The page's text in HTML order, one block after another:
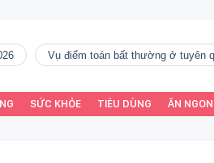
vụ điểm toán bất thường ở tuyên
SỨC KHỎE TIÊU DÙNG ĂN NGON